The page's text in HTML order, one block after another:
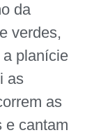
da
verdes,
a planície
as
as
e cantam